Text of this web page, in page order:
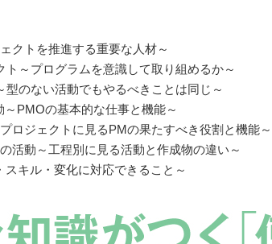
クトを推進する重要な人材～
～プログラムを意識して取り組めるか～
のない活動でもやるべきことは同じ～
PMOの基本的な仕事と機能～
ジェクトに見るPMの果たすべき役割と機能～
動～工程別に見る活動と作成物の違い～
キル・変化に対応できること～